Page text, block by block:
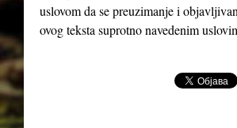
uslovom da se preuzimanje i
ovog teksta suprotno navedenim